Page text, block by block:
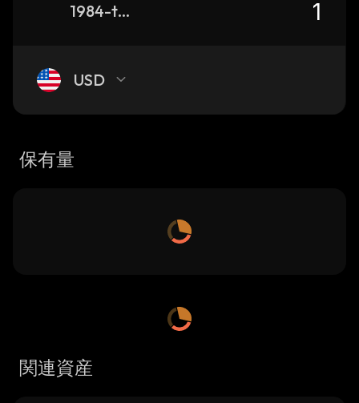
1984-token
USD
保有量
関連資産